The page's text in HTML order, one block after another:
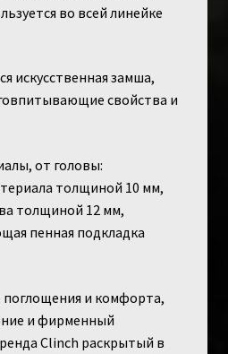
во всей линейке
искусственная замша,
свойства и
от головы:
толщиной 10 мм,
толщиной 12 мм,
пенная подкладка
поглощения и комфорта,
и фирменный
Clinch раскрытый в